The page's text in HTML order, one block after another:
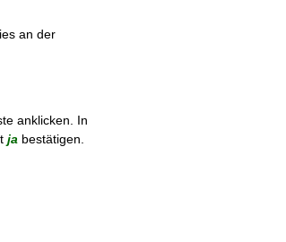
an der
anklicken. In
ja bestätigen.